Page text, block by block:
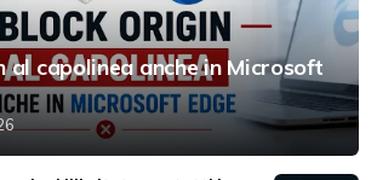
al capolinea anche in Microsoft